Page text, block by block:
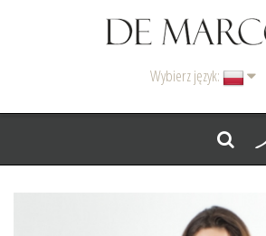
Wybierz język: